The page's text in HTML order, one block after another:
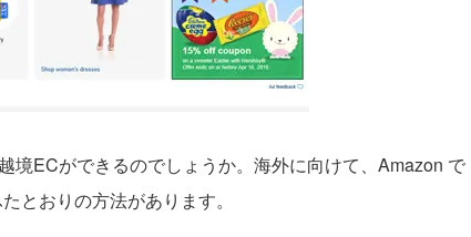
境ECができるのでしょうか。海外に向けて、Amazon で
とおりの方法があります。